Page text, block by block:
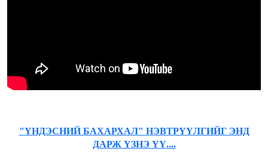
"ҮНДЭСНИЙ БАХАРХАЛ" НЭВТРҮҮЛГИЙГ ЭНД
ДАРЖ ҮЗНЭ ҮҮ....